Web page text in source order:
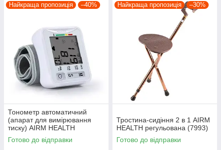
Найкраща пропозиція –40%
Тонометр автоматичний
(апарат для вимірювання
тиску) AIRM HEALTH
Готово до відправки
Найкраща пропозиція –30%
Тростина-сидіння 2 в 1 AIRM
HEALTH регульована (7993)
Готово до відправки